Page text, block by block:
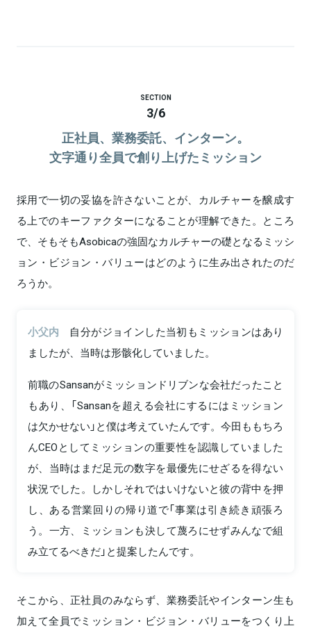
SECTION
3/6
正社員、業務委託、インターン。
文字通り全員で創り上げたミッション
採用で一切の妥協を許さないことが、カルチャーを醸成す
る上でのキーファクターになることが理解できた。ところ
で、そもそもAsobicaの強固なカルチャーの礎となるミッシ
ョン・ビジョン・バリューはどのように生み出されたのだ
ろうか。
小父内
自分がジョインした当初もミッションはあり
ましたが、当時は形骸化していました。
前職のSansanがミッションドリブンな会社だったこと
もあり、「Sansanを超える会社にするにはミッション
は欠かせない」と僕は考えていたんです。今田ももちろ
んCEOとしてミッションの重要性を認識していました
が、当時はまだ足元の数字を最優先にせざるを得ない
状況でした。しかしそれではいけないと彼の背中を押
し、ある営業回りの帰り道で「事業は引き続き頑張ろ
う。一方、ミッションも決して蔑ろにせずみんなで組
み立てるべきだ」と提案したんです。
そこから、正社員のみならず、業務委託やインターン生も
加えて全員でミッション・ビジョン・バリューをつくり上